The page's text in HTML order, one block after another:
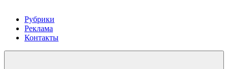
Рубрики
Реклама
Контакты